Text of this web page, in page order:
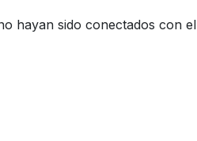
hayan sido conectados con el